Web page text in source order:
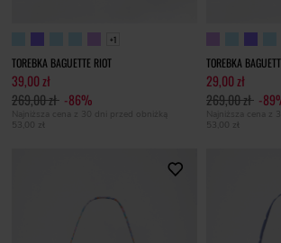
+1
TOREBKA BAGUETTE RIOT
39,00 zł
269,00 zł -86%
Najniższa cena z 30 dni przed obniżką
53,00 zł
TOREBKA
29,00 zł
269,00 zł -
Najniższa cena z
53,00 zł